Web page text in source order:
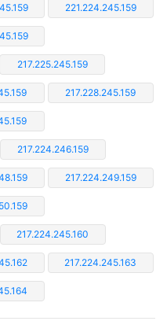
221.224.245.159
217.225.245.159
217.228.245.159
217.224.246.159
217.224.249.159
217.224.245.160
217.224.245.163